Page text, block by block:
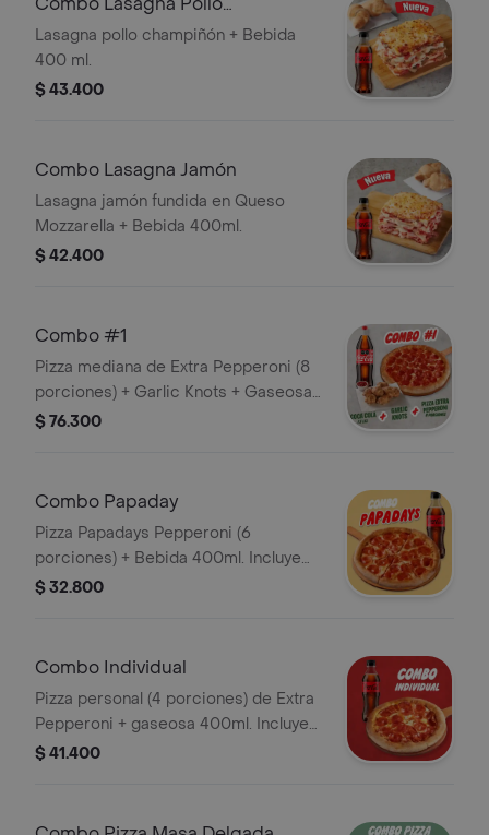
Champiñón
Lasagna pollo champiñón + Bebida
400 ml.
$ 43.400
Combo Lasagna Jamón
Lasagna jamón fundida en Queso
Mozzarella + Bebida 400ml.
$ 42.400
Combo #1
Pizza mediana de Extra Pepperoni (8
porciones) + Garlic Knots + Gaseosa
1,5L. Incluye Salsa de Ajo, Sazonador
$ 76.300
Combo Papaday
Pizza Papadays Pepperoni (6
porciones) + Bebida 400ml. Incluye
Salsa de Ajo, Sazonador Pimienta
$ 32.800
Combo Individual
Pizza personal (4 porciones) de Extra
Pepperoni + gaseosa 400ml. Incluye
Salsa de Ajo, Sazonador Pimienta
$ 41.400